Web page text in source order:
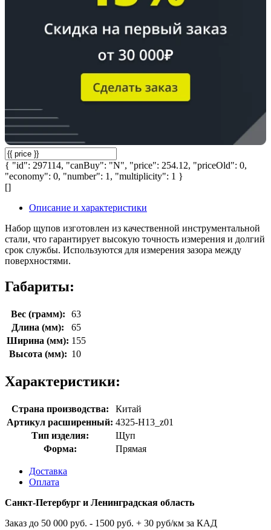
{ "id": 297114, "canBuy": "N", "price": 254.12, "priceOld": 0,
"economy": 0, "number": 1, "multiplicity": 1 }
[]
Описание и характеристики
Набор щупов изготовлен из качественной инструментальной
стали, что гарантирует высокую точность измерения и долгий
срок службы. Используются для измерения зазора между
поверхностями.
Габариты:
Вес (грамм):
63
Длина (мм):
65
Ширина (мм): 155
Высота (мм): 10
Характеристики:
Страна производства:
Китай
Артикул расширенный: 4325-H13_z01
Тип изделия:
Щуп
Форма:
Прямая
Доставка
Оплата
Санкт-Петербург и Ленинградская область
Заказ до 50 000 руб. - 1500 руб. + 30 руб/км за КАД